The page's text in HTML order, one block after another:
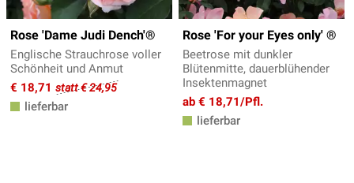
Rose 'Dame Judi Dench'®
Englische Strauchrose voller
Schönheit und Anmut
€ 18,71 statt € 24,95
lieferbar
Rose 'For your Eyes only' ®
Beetrose mit dunkler
Blütenmitte, dauerblühender
Insektenmagnet
ab € 18,71/Pfl.
lieferbar